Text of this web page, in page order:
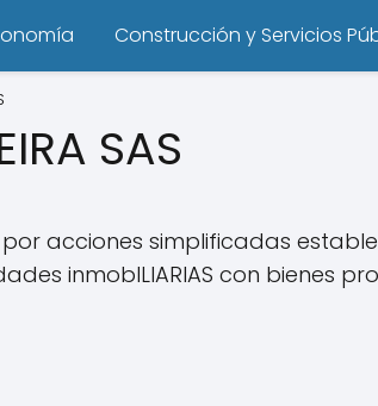
Construcción y Servicios
SAS
por acciones simplificadas
inmobILIARIAS con bienes